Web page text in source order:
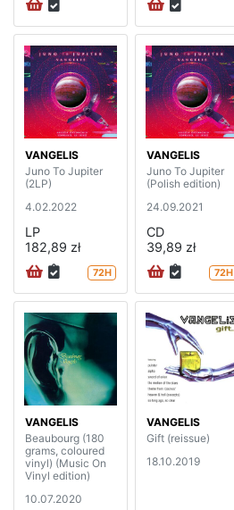
VANGELIS
Juno To Jupiter
(2LP)
4.02.2022
LP
182,89 zł
72H
VANGELIS
Juno To Jupiter
(Polish edition)
24.09.2021
CD
39,89 zł
72H
VANGELIS
Beaubourg (180
grams, coloured
vinyl) (Music On
Vinyl edition)
10.07.2020
VANGELIS
Gift (reissue)
18.10.2019